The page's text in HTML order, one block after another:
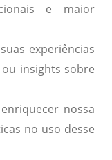
e maior
experiências
insights sobre
nossa
no uso desse